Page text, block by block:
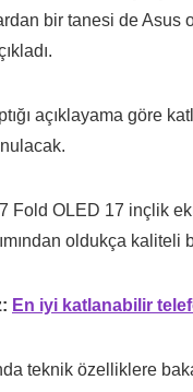
bir tanesi de Asus
açıklayama göre
Fold OLED 17 inçlik
oldukça kaliteli
En iyi katlanabilir
teknik özelliklere